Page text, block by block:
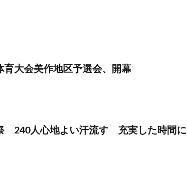
育大会美作地区予選会、開幕
240人心地よい汗流す 充実した時間に